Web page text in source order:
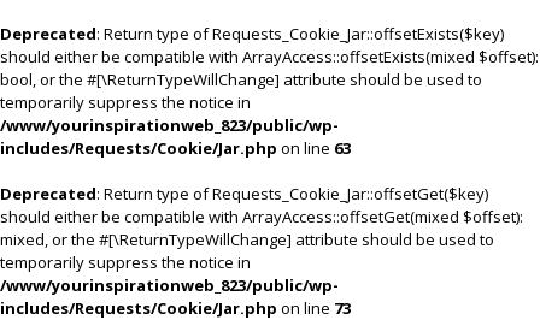
Deprecated: Return type of Requests_Cookie_Jar::offsetExists($key)
should either be compatible with ArrayAccess::offsetExists(mixed $offset):
bool, or the #[\ReturnTypeWillChange] attribute should be used to
temporarily suppress the notice in
/www/yourinspirationweb_823/public/wp-
includes/Requests/Cookie/Jar.php on line 63
Deprecated: Return type of Requests_Cookie_Jar::offsetGet($key)
should either be compatible with ArrayAccess::offsetGet(mixed $offset):
mixed, or the #[\ReturnTypeWillChange] attribute should be used to
temporarily suppress the notice in
/www/yourinspirationweb_823/public/wp-
includes/Requests/Cookie/Jar.php on line 73